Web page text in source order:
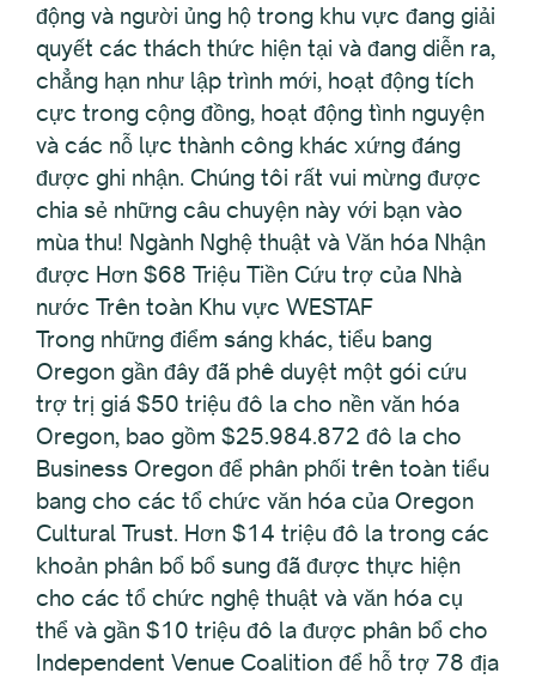
động và người ủng hộ trong khu vực đang giải
quyết các thách thức hiện tại và đang diễn ra,
chẳng hạn như lập trình mới, hoạt động tích
cực trong cộng đồng, hoạt động tình nguyện
và các nỗ lực thành công khác xứng đáng
được ghi nhận. Chúng tôi rất vui mừng được
chia sẻ những câu chuyện này với bạn vào
mùa thu! Ngành Nghệ thuật và Văn hóa Nhận
được Hơn $68 Triệu Tiền Cứu trợ của Nhà
nước Trên toàn Khu vực WESTAF
Trong những điểm sáng khác, tiểu bang
Oregon gần đây đã phê duyệt một gói cứu
trợ trị giá $50 triệu đô la cho nền văn hóa
Oregon, bao gồm $25.984.872 đô la cho
Business Oregon để phân phối trên toàn tiểu
bang cho các tổ chức văn hóa của Oregon
Cultural Trust. Hơn $14 triệu đô la trong các
khoản phân bổ bổ sung đã được thực hiện
cho các tổ chức nghệ thuật và văn hóa cụ
thể và gần $10 triệu đô la được phân bổ cho
Independent Venue Coalition để hỗ trợ 78 địa